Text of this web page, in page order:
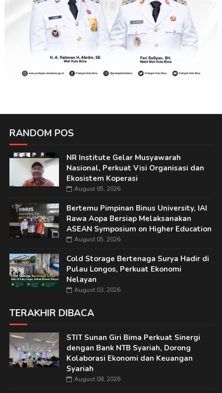
RANDOM POS
NR Institute Gelar Musyawarah
Nasional, Perkuat Visi Organisasi dan
Ekosistem Koperasi
August 05, 2026
Bertemu Pimpinan Binus University, IAI
Rawa Aopa Bersiap Melaksanakan
ASEAN Symposium on Higher Education
August 05, 2026
Cold Storage Bertenaga Surya Hadir di
Pulau Longos, Perkuat Ekonomi
Nelayan
August 03, 2026
TERAKHIR DIBACA
STIT Sunan Giri Bima Perkuat Sinergi
dengan Bank NTB Syariah, Dorong
Kolaborasi Ekonomi dan Keuangan
Syariah
August 08, 2026